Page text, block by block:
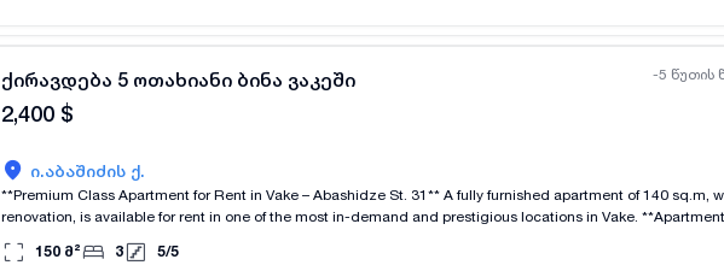
-5 წუთის
ყველა ფოტო+(11)
ქირავდება 5 ოთახიანი ბინა ვაკეში
2,400 $
ი.აბაშიძის ქ.
**Premium Class Apartment for Rent in Vake – Abashidze St. 31** A fully furnished apartment of 140 sq.m, with high-quality
renovation, is available for rent in one of the most in-demand and prestigious locations in Vake. **Apartment Features:** * 150
sq.m * 3 bedrooms * 2 bathrooms * Spacious and bright living room * Isolated, fully equipped kitchen *
heating * Air conditioner * Washing machine and dishwasher * High-quality furniture and built-in appliances **Building and
150 მ² 3 5/5